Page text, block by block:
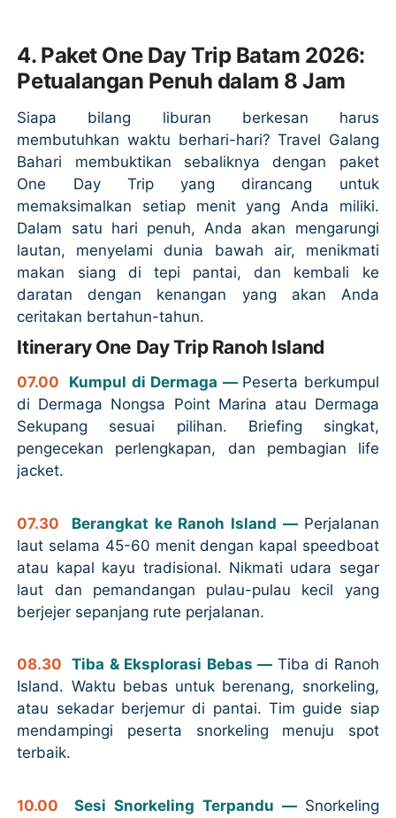
4. Paket One Day Trip Batam 2026:
Petualangan Penuh dalam 8 Jam
Siapa bilang liburan berkesan harus
membutuhkan waktu berhari-hari? Travel Galang
Bahari membuktikan sebaliknya dengan paket
One Day Trip yang dirancang untuk
memaksimalkan setiap menit yang Anda miliki.
Dalam satu hari penuh, Anda akan mengarungi
lautan, menyelami dunia bawah air, menikmati
makan siang di tepi pantai, dan kembali ke
daratan dengan kenangan yang akan Anda
ceritakan bertahun-tahun.
Itinerary One Day Trip Ranoh Island
07.00 Kumpul di Dermaga — Peserta berkumpul
di Dermaga Nongsa Point Marina atau Dermaga
Sekupang sesuai pilihan. Briefing singkat,
pengecekan perlengkapan, dan pembagian life
jacket.
07.30 Berangkat ke Ranoh Island — Perjalanan
laut selama 45-60 menit dengan kapal speedboat
atau kapal kayu tradisional. Nikmati udara segar
laut dan pemandangan pulau-pulau kecil yang
berjejer sepanjang rute perjalanan.
08.30Tiba & Eksplorasi Bebas — Tiba di Ranoh
Island. Waktu bebas untuk berenang, snorkeling,
atau sekadar berjemur di pantai. Tim guide siap
mendampingi peserta snorkeling menuju spot
terbaik.
10.00Sesi Snorkeling Terpandu — Snorkeling